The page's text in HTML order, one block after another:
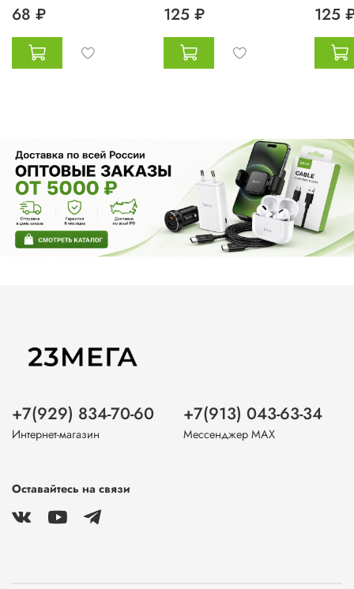
68 ₽ 125 ₽ 125
+7(929) 834-70-60
Интернет-магазин
+7(913) 043-63-34
Мессенджер MAX
Оставайтесь на связи